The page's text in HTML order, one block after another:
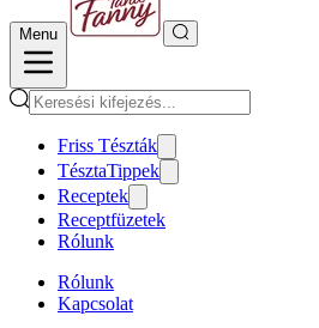
Menu
Friss Tészták
TésztaTippek
Receptek
Receptfüzetek
Rólunk
Rólunk
Kapcsolat